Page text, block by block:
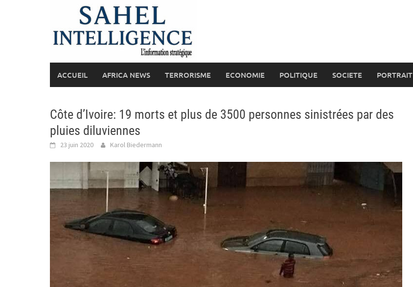
ACCUEIL AFRICA NEWS TERRORISME ECONOMIE POLITIQUE SOCIETE PORTRAIT
Côte d’Ivoire: 19 morts et plus de 3500 personnes sinistrées par des
pluies diluviennes
23 juin 2020 Karol Biedermann